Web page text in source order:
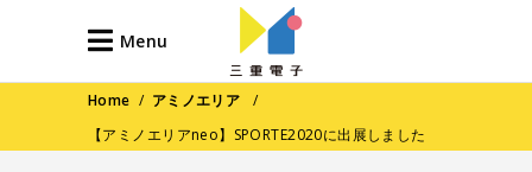
Menu
Home / アミノエリア
/
【アミノエリアneo】SPORTE2020に出展しました